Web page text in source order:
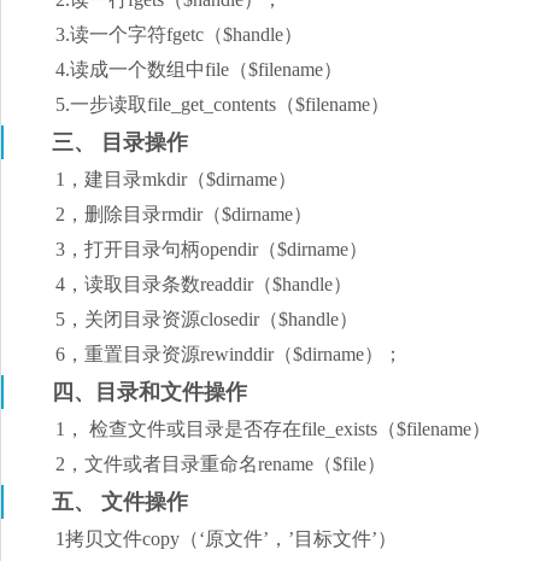
3.读一个字符fgetc（$handle）
4.读成一个数组中file（$filename）
5.一步读取file_get_contents（$filename）
三、 目录操作
1，建目录mkdir（$dirname）
2，删除目录rmdir（$dirname）
3，打开目录句柄opendir（$dirname）
4，读取目录条数readdir（$handle）
5，关闭目录资源closedir（$handle）
6，重置目录资源rewinddir（$dirname）；
四、目录和文件操作
1， 检查文件或目录是否存在file_exists（$filename）
2，文件或者目录重命名rename（$file）
五、 文件操作
1拷贝文件copy（‘原文件’，’目标文件’）